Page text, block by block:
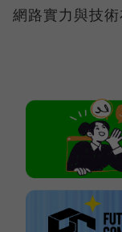
網路實力與技術